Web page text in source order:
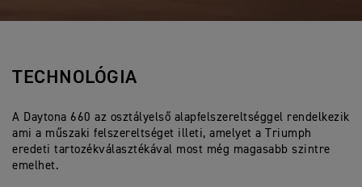
TECHNOLÓGIA
A Daytona 660 az osztályelső alapfelszereltséggel rendelkezik
ami a műszaki felszereltséget illeti, amelyet a Triumph
eredeti tartozékválasztékával most még magasabb szintre
emelhet.